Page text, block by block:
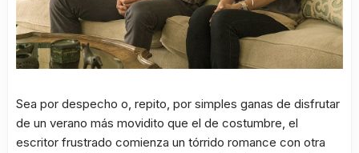
Sea por despecho o, repito, por simples ganas de disfrutar
de un verano más movidito que el de costumbre, el
escritor frustrado comienza un tórrido romance con otra